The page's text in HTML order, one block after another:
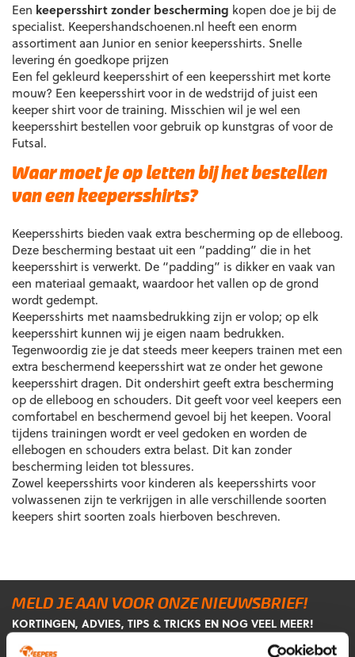
Een keepersshirt zonder bescherming kopen doe je bij de
specialist. Keepershandschoenen.nl heeft een enorm
assortiment aan Junior en senior keepersshirts. Snelle
levering én goedkope prijzen
Een fel gekleurd keepersshirt of een keepersshirt met korte
mouw? Een keepersshirt voor in de wedstrijd of juist een
keeper shirt voor de training. Misschien wil je wel een
keepersshirt bestellen voor gebruik op kunstgras of voor de
Futsal.
Waar moet je op letten bij het bestellen
van een keepersshirts?
Keepersshirts bieden vaak extra bescherming op de elleboog.
Deze bescherming bestaat uit een “padding” die in het
keepersshirt is verwerkt. De “padding” is dikker en vaak van
een materiaal gemaakt, waardoor het vallen op de grond
wordt gedempt.
Keepersshirts met naamsbedrukking zijn er volop; op elk
keepersshirt kunnen wij je eigen naam bedrukken.
Tegenwoordig zie je dat steeds meer keepers trainen met een
extra beschermend keepersshirt wat ze onder het gewone
keepersshirt dragen. Dit ondershirt geeft extra bescherming
op de elleboog en schouders. Dit geeft voor veel keepers een
comfortabel en beschermend gevoel bij het keepen. Vooral
tijdens trainingen wordt er veel gedoken en worden de
ellebogen en schouders extra belast. Dit kan zonder
bescherming leiden tot blessures.
Zowel keepersshirts voor kinderen als keepersshirts voor
volwassenen zijn te verkrijgen in alle verschillende soorten
keepers shirt soorten zoals hierboven beschreven.
MELD JE AAN VOOR ONZE NIEUWSBRIEF!
KORTINGEN, ADVIES, TIPS & TRICKS EN NOG VEEL MEER!